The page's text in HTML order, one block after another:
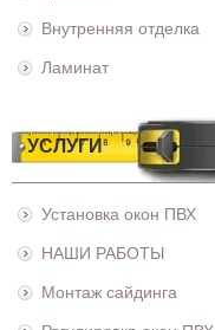
Внутренняя отделка
Ламинат
УСЛУГИ
Установка окон ПВХ
НАШИ РАБОТЫ
Монтаж сайдинга